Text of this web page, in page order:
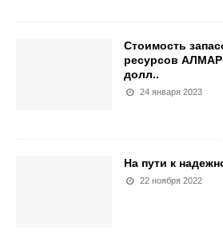
Стоимость
ресурсов АЛМАР
долл..
24 января 2023
На пути к
22 ноября 2022